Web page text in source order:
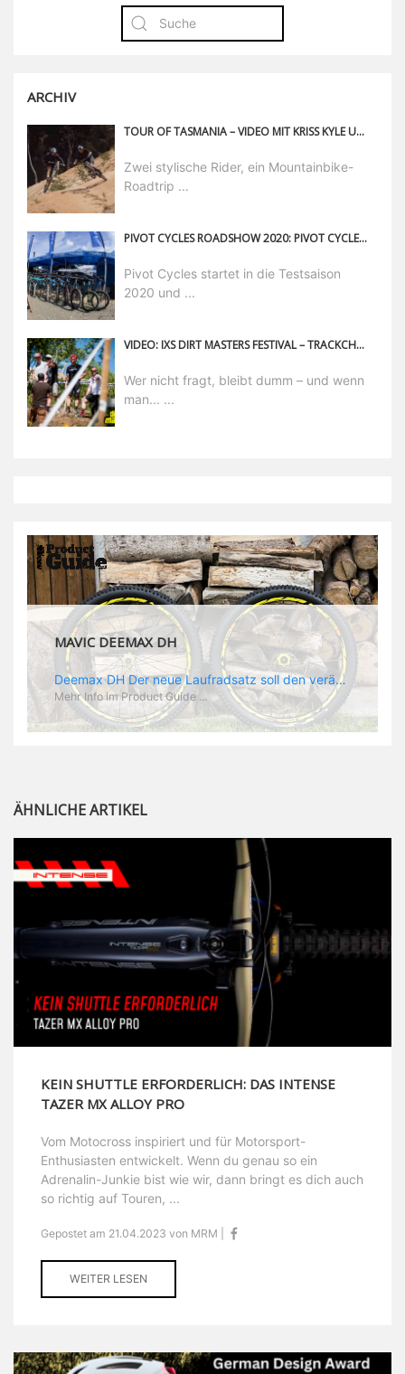
ARCHIV
TOUR OF TASMANIA – VIDEO MIT KRISS KYLE UND REMY MORTON
Zwei stylische Rider, ein Mountainbike-
Roadtrip ...
PIVOT CYCLES ROADSHOW 2020: PIVOT CYCLES STARTET IN DIE TESTSAISON 2020
Pivot Cycles startet in die Testsaison
2020 und ...
VIDEO: IXS DIRT MASTERS FESTIVAL – TRACKCHECK MIT FABIEN BAREL
Wer nicht fragt, bleibt dumm – und wenn
man... ...
MAVIC DEEMAX DH
Deemax DH Der neue Laufradsatz soll den veränderten Ansprüchen im Downhill Einsatz gerecht werden: die Geschwindigkeiten werden immer höher, die Kräfte, die aufs Material wirken ebenfalls. Damit steigen natürlich auch die Ansprüche der Fahrer ans Material. Das einzige, was eventuell niedriger wird, ist der Reifendruck. Somit ergibt sich der Anforderungskatalog an das Deemax-Update. Hier ist das Ergebnis: - der Laufradsatz bekam eine neue Felge mit 28 mm Innenbreite. Laut Scott Sharples ist das der beste Kompromiss aus Stabilität, Gewicht und Steifigkeit, vor allem aber passt diese Breite am besten zu den Reifen, die aktuell auf dem Markt sind und im Renneinsatz gefahren werden. Es gehe auch breite und schmaler, 28 mm hätten sich aber im Test als Optimum herausgestellt. - mit einem 4D-Fertigungsprozess wurde die Materialverteilung optimiert: Stabilität dort, wo sie erforderlich ist, Gewichtsersparnis da, wo es Sinn macht. Somit gibt Mavic eine GGewichtsersparnis von 15 % an, ohne an Stabilität einzubüßen - neue, ultraleichte „double butted“ Speichen und ein super effizienter Freilauf - Mavics bewährtes UST System für perfekte Kompatibilität mit Tubeless Reifen - Gewicht (Laufradset): 1944 g)
Mehr Info im Product Guide ...
ÄHNLICHE ARTIKEL
KEIN SHUTTLE ERFORDERLICH: DAS INTENSE
TAZER MX ALLOY PRO
Vom Motocross inspiriert und für Motorsport-
Enthusiasten entwickelt. Wenn du genau so ein
Adrenalin-Junkie bist wie wir, dann bringt es dich auch
so richtig auf Touren, ...
Gepostet am 21.04.2023 von MRM |
WEITER LESEN